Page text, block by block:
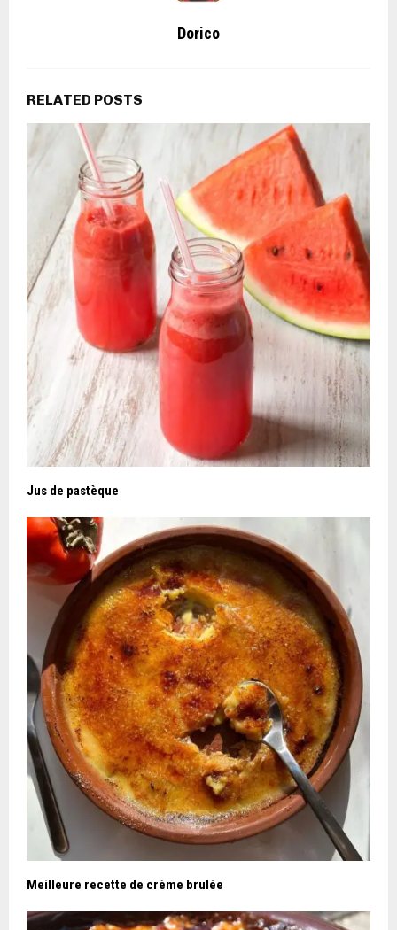
Dorico
RELATED POSTS
Jus de pastèque
Meilleure recette de crème brulée